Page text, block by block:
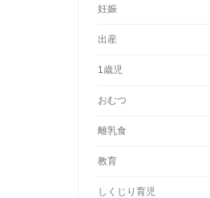
妊娠
出産
1歳児
おむつ
離乳食
教育
しくじり育児